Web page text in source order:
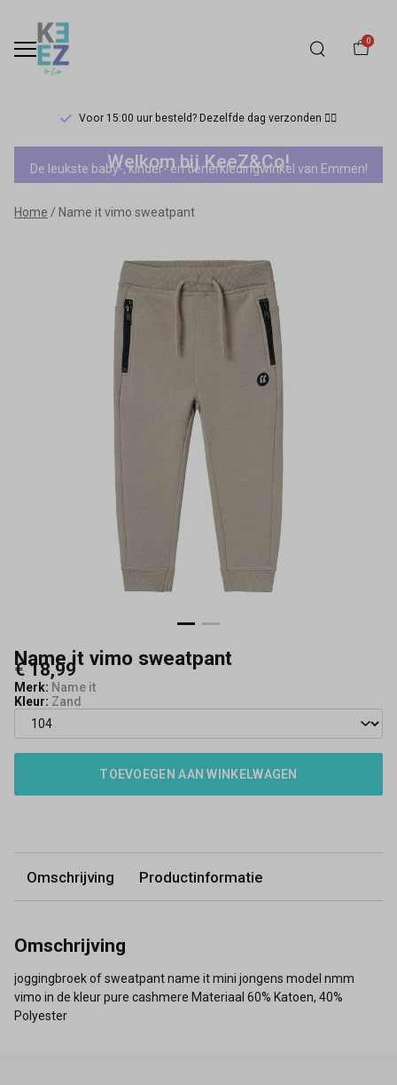
0
Voor 15:00 uur besteld? Dezelfde dag verzonden 🏃‍♀️
Name
it
vimo
sweatpant
Keez&Co
Welkom bij KeeZ&Co!
De leukste baby-, kinder- en tienerkledingwinkel van Emmen!
Home Name it vimo sweatpant
Name it vimo sweatpant
€ 18,99
Merk: Name it
Kleur: Zand
TOEVOEGEN AAN WINKELWAGEN
Omschrijving Productinformatie
Omschrijving
joggingbroek of sweatpant name it mini jongens model nmm
vimo in de kleur pure cashmere Materiaal 60% Katoen, 40%
Polyester